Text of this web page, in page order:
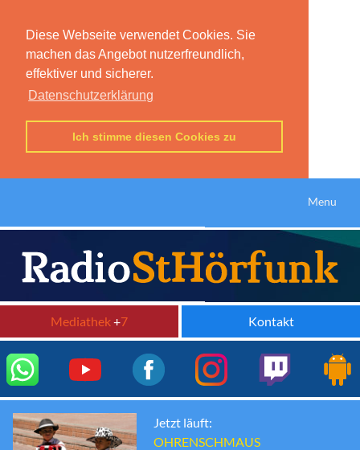
Diese Webseite verwendet Cookies. Sie
machen das Angebot nutzerfreundlich,
effektiver und sicherer.
Datenschutzerklärung
Ich stimme diesen Cookies zu
Menu
Mediathek+7 Kontakt
Jetzt läuft:
OHRENSCHMAUS